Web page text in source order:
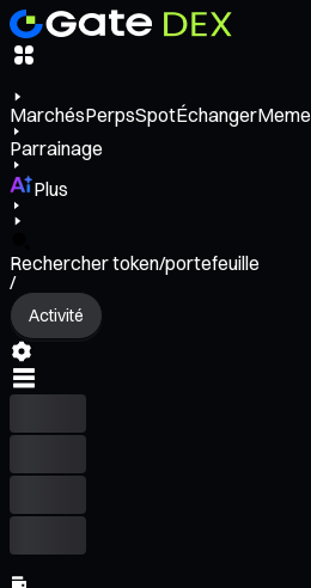
MarchésPerpsSpotÉchangerMeme
Parrainage
Plus
Rechercher token/portefeuille
/
Activité